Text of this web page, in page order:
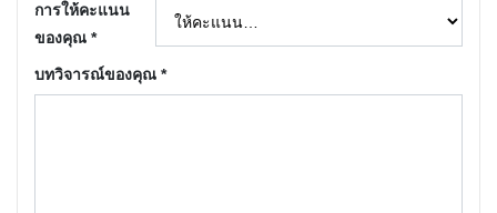
การให้คะแนน
ของคุณ *
บทวิจารณ์ของคุณ *